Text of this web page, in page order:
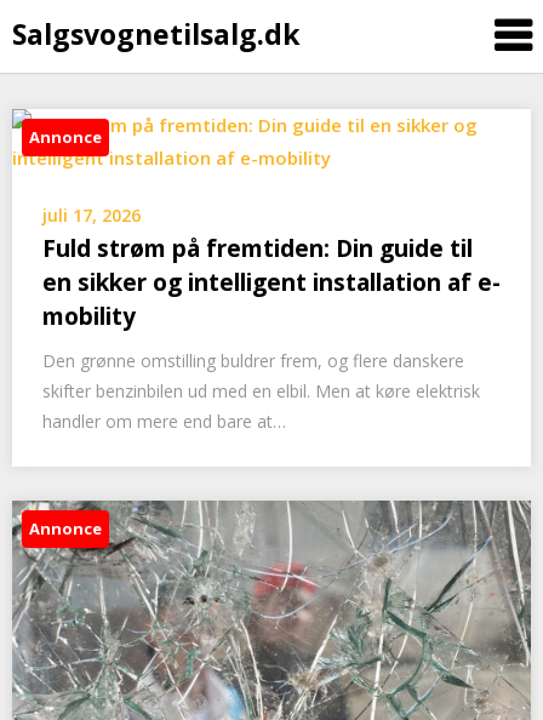
Salgsvognetilsalg.dk
Skip
to
Annonce
juli 17, 2026
Fuld strøm på fremtiden: Din guide til
en sikker og intelligent installation af e-
mobility
Den grønne omstilling buldrer frem, og flere danskere
skifter benzinbilen ud med en elbil. Men at køre elektrisk
handler om mere end bare at…
Annonce